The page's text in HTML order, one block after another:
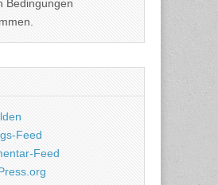
Bedingungen
Feed
Feed